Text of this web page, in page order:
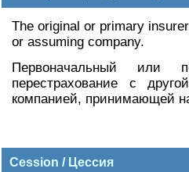
The original or primary
or assuming company.
Первоначальный или
перестрахование с
компанией, принимающей
Cession / Цессия